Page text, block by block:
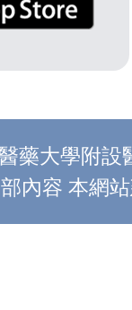
藥大學附
內容 本網